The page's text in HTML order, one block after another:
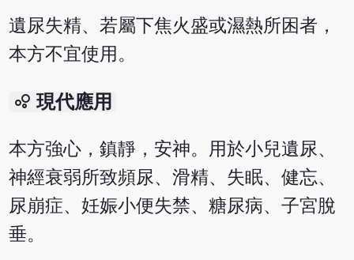
遺尿失精、若屬下焦火盛或濕熱所困者，
本方不宜使用。
bubble_chart 現代應用
本方強心，鎮靜，安神。用於小兒遺尿、
神經衰弱所致頻尿、滑精、失眠、健忘、
尿崩症、妊娠小便失禁、糖尿病、子宮脫
垂。